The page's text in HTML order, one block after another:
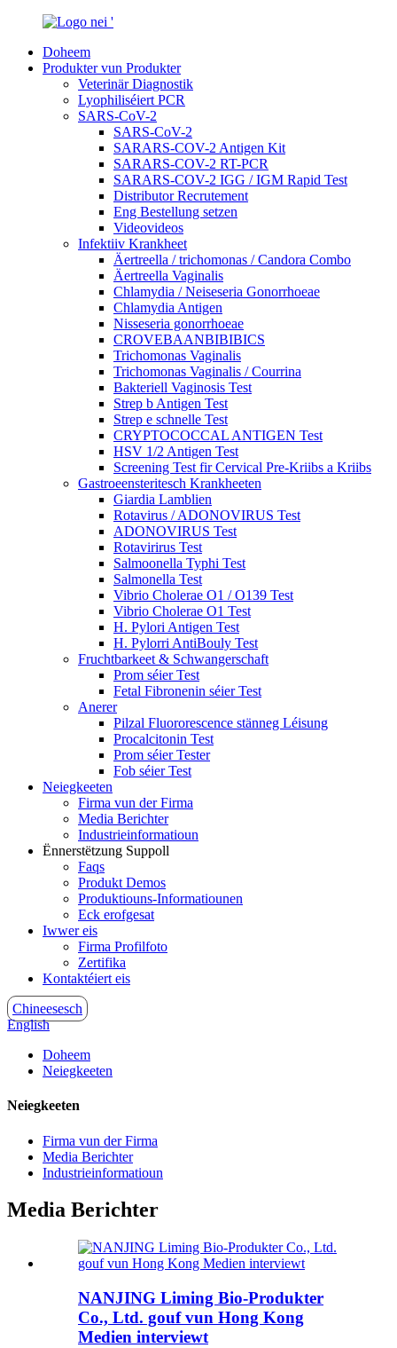
Doheem
Produkter vun Produkter
Veterinär Diagnostik
Lyophiliséiert PCR
SARS-CoV-2
SARS-CoV-2
SARARS-COV-2 Antigen Kit
SARARS-COV-2 RT-PCR
SARARS-COV-2 IGG / IGM Rapid Test
Distributor Recrutement
Eng Bestellung setzen
Videovideos
Infektiiv Krankheet
Äertreella / trichomonas / Candora Combo
Äertreella Vaginalis
Chlamydia / Neiseseria Gonorrhoeae
Chlamydia Antigen
Nisseseria gonorrhoeae
CROVEBAANBIBIBICS
Trichomonas Vaginalis
Trichomonas Vaginalis / Courrina
Bakteriell Vaginosis Test
Strep b Antigen Test
Strep e schnelle Test
CRYPTOCOCCAL ANTIGEN Test
HSV 1/2 Antigen Test
Screening Test fir Cervical Pre-Kriibs a Kriibs
Gastroeensteritesch Krankheeten
Giardia Lamblien
Rotavirus / ADONOVIRUS Test
ADONOVIRUS Test
Rotavirirus Test
Salmoonella Typhi Test
Salmonella Test
Vibrio Cholerae O1 / O139 Test
Vibrio Cholerae O1 Test
H. Pylori Antigen Test
H. Pylorri AntiBouly Test
Fruchtbarkeet & Schwangerschaft
Prom séier Test
Fetal Fibronenin séier Test
Anerer
Pilzal Fluororescence stänneg Léisung
Procalcitonin Test
Prom séier Tester
Fob séier Test
Neiegkeeten
Firma vun der Firma
Media Berichter
Industrieinformatioun
Ënnerstëtzung Suppoll
Faqs
Produkt Demos
Produktiouns-Informatiounen
Eck erofgesat
Iwwer eis
Firma Profilfoto
Zertifika
Kontaktéiert eis
Chineesesch
English
Doheem
Neiegkeeten
Neiegkeeten
Firma vun der Firma
Media Berichter
Industrieinformatioun
Media Berichter
NANJING Liming Bio-Produkter
Co., Ltd. gouf vun Hong Kong
Medien interviewt